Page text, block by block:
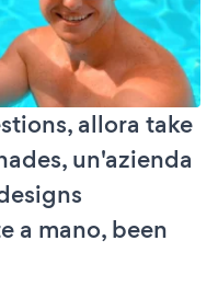
allora take
un'azienda
a mano, been